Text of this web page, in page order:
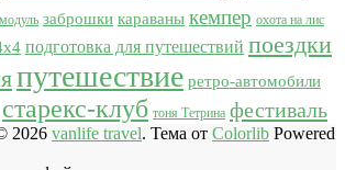
заброшки караваны кемпер охота на лис
подготовка для путешествий поездки
путешествие ретро-автомобили
старекс-клуб тоня Тетрина фестиваль
2026 vanlife travel. Тема от Colorlib Powered